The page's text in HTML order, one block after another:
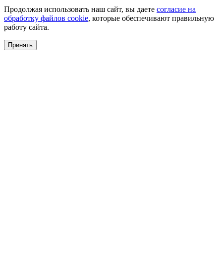
Продолжая использовать наш сайт, вы даете согласие на
обработку файлов cookie, которые обеспечивают правильную
работу сайта.
Принять